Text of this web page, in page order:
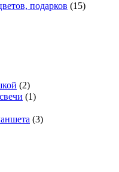
подарков (15)
(2)
(1)
(3)